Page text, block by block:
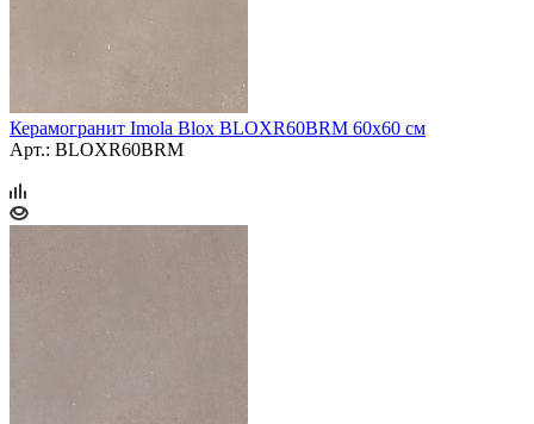
Керамогранит Imola Blox BLOXR60BRM 60x60 см
Арт.: BLOXR60BRM